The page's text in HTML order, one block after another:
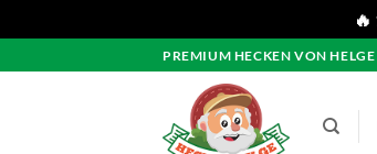
Inhalt
PREMIUM HECKEN VON HELGE